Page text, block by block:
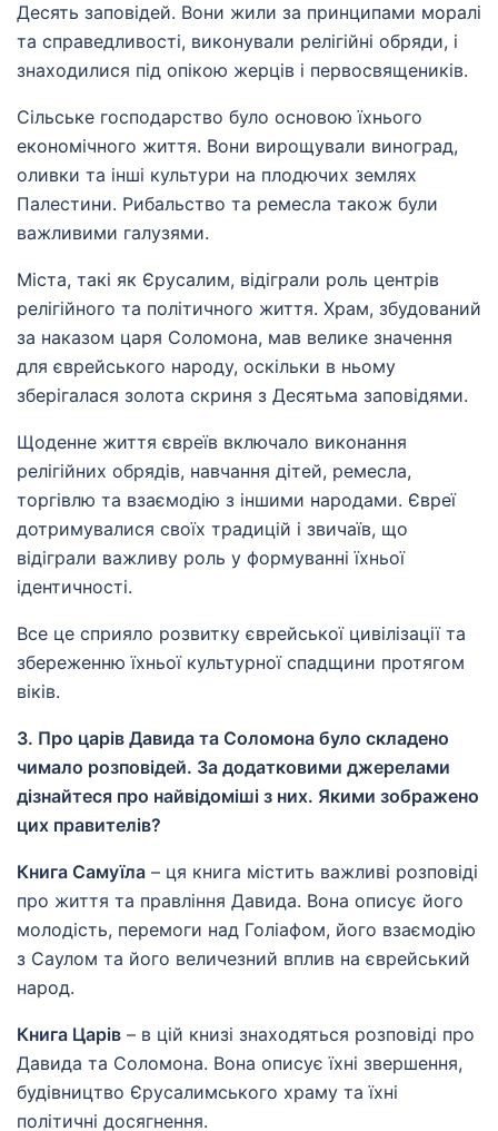
Десять заповідей. Вони жили за принципами моралі
та справедливості, виконували релігійні обряди, і
знаходилися під опікою жерців і первосвящеників.
Сільське господарство було основою їхнього
економічного життя. Вони вирощували виноград,
оливки та інші культури на плодючих землях
Палестини. Рибальство та ремесла також були
важливими галузями.
Міста, такі як Єрусалим, відіграли роль центрів
релігійного та політичного життя. Храм, збудований
за наказом царя Соломона, мав велике значення
для єврейського народу, оскільки в ньому
зберігалася золота скриня з Десятьма заповідями.
Щоденне життя євреїв включало виконання
релігійних обрядів, навчання дітей, ремесла,
торгівлю та взаємодію з іншими народами. Євреї
дотримувалися своїх традицій і звичаїв, що
відіграли важливу роль у формуванні їхньої
ідентичності.
Все це сприяло розвитку єврейської цивілізації та
збереженню їхньої культурної спадщини протягом
віків.
3. Про царів Давида та Соломона було складено
чимало розповідей. За додатковими джерелами
дізнайтеся про найвідоміші з них. Якими зображено
цих правителів?
Книга Самуїла – ця книга містить важливі розповіді
про життя та правління Давида. Вона описує його
молодість, перемоги над Голіафом, його взаємодію
з Саулом та його величезний вплив на єврейський
народ.
Книга Царів – в цій книзі знаходяться розповіді про
Давида та Соломона. Вона описує їхні звершення,
будівництво Єрусалимського храму та їхні
політичні досягнення.